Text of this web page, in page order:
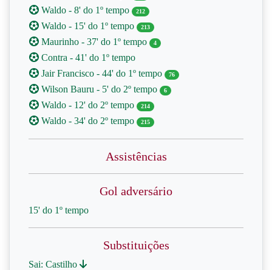
Waldo - 8' do 1º tempo 212
Waldo - 15' do 1º tempo 213
Maurinho - 37' do 1º tempo 4
Contra - 41' do 1º tempo
Jair Francisco - 44' do 1º tempo
76
Wilson Bauru - 5' do 2º tempo 6
Waldo - 12' do 2º tempo 214
Waldo - 34' do 2º tempo 215
Assistências
Gol adversário
15' do 1º tempo
Substituições
Sai: Castilho